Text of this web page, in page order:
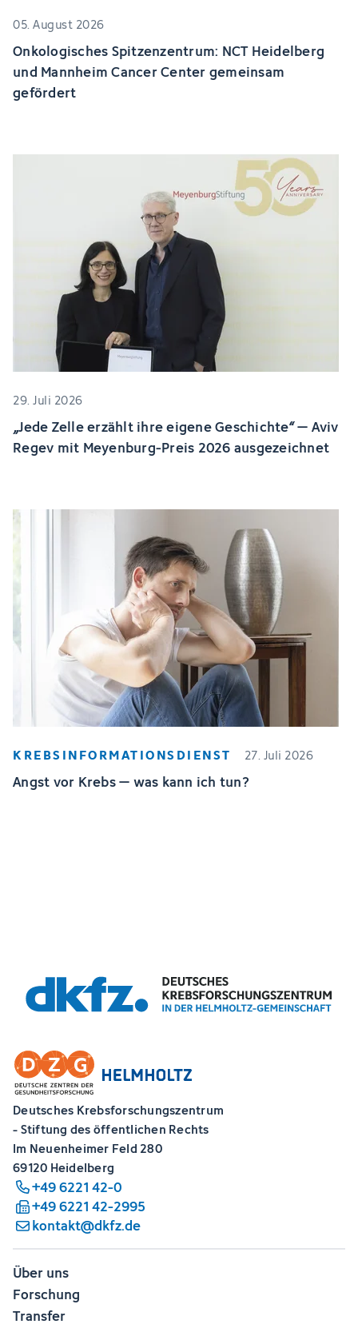
05. August 2026
Onkologisches Spitzenzentrum: NCT Heidelberg
und Mannheim Cancer Center gemeinsam
gefördert
29. Juli 2026
„Jede Zelle erzählt ihre eigene Geschichte“ – Aviv
Regev mit Meyenburg-Preis 2026 ausgezeichnet
KREBSINFORMATIONSDIENST 27. Juli 2026
Angst vor Krebs – was kann ich tun?
Deutsches Krebsforschungszentrum
- Stiftung des öffentlichen Rechts
Im Neuenheimer Feld 280
69120 Heidelberg
+49 6221 42-0
+49 6221 42-2995
kontakt@dkfz.de
Über uns
Forschung
Transfer